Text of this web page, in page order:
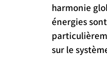
harmonie
énergies sont
sur le